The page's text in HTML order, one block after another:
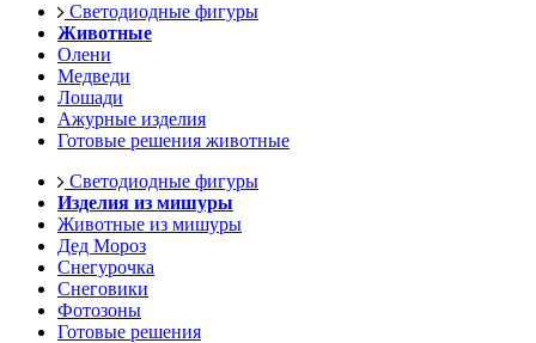
Светодиодные фигуры
Животные
Олени
Медведи
Лошади
Ажурные изделия
Готовые решения животные
Светодиодные фигуры
Изделия из мишуры
Животные из мишуры
Дед Мороз
Снегурочка
Снеговики
Фотозоны
Готовые решения